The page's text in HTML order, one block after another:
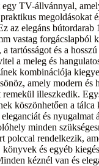
egy TV-állvánnyal,
megoldásokat
az elegáns bútordarab
vastag forgácslapból
tartósságot és a hosszú
a meleg és
kombinációja
amely modern és
remekül illeszkedik.
köszönhetően a tálca
és nyugalmat
minden
polccal rendelkezik,
és egyéb
kéznél van és